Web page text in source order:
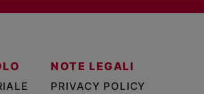
NOTE LEGALI
PRIVACY POLICY